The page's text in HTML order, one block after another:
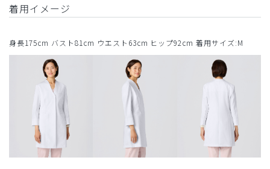
着用イメージ
身長175cm バスト81cm ウエスト63cm ヒップ92cm 着用サイズ:M